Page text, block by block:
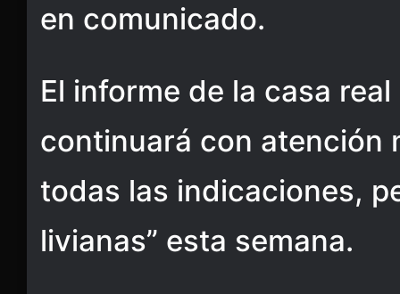
en comunicado.
El informe de la casa
continuará con atención
todas las indicaciones,
livianas” esta semana.